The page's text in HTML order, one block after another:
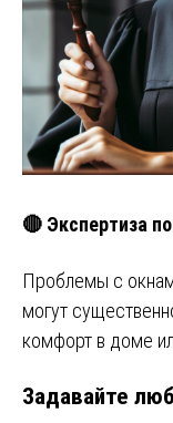
🔴 Экспертиза
Проблемы с
могут
комфорт в доме
Задавайте